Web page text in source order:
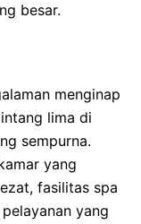
besar.
menginap
lima di
sempurna.
yang
fasilitas spa
yang